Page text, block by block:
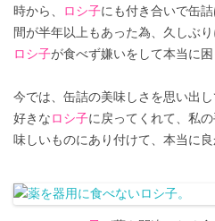
時から、
ロシ子にも付き合いで缶
間が半年以上もあった為、久しぶ
ロシ子が食べず嫌いをして本当に
今では、缶詰の美味しさを思い出
好きな ロシ子に戻ってくれて、私の
味しいものにあり付けて、本当に